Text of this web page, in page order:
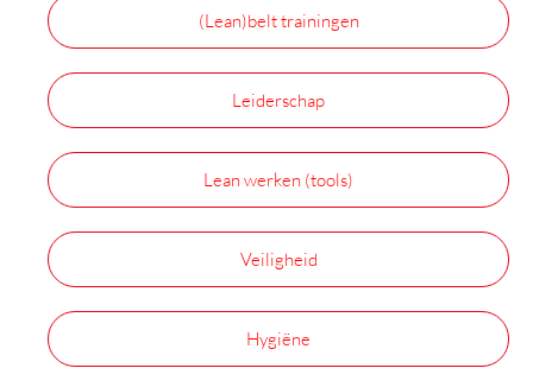
(Lean)belt trainingen
Leiderschap
Lean werken (tools)
Veiligheid
Hygiëne